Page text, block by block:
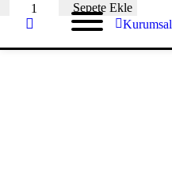
Kurumsal
MARKA
VEKİLLİK
DANIŞMANLIK
adet
Sepete Ekle